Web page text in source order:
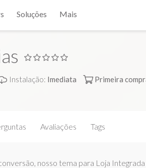
Soluções Mais
Instalação: Imediata Primeira
Avaliações Tags
nosso tema para Loja Integrada